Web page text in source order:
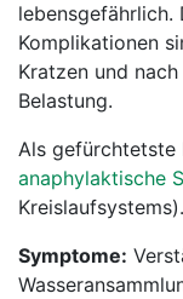
Komplikationen
Kratzen und
Belastung.
Als gefürchtetste
anaphylaktische
Kreislaufsystems).
Symptome: